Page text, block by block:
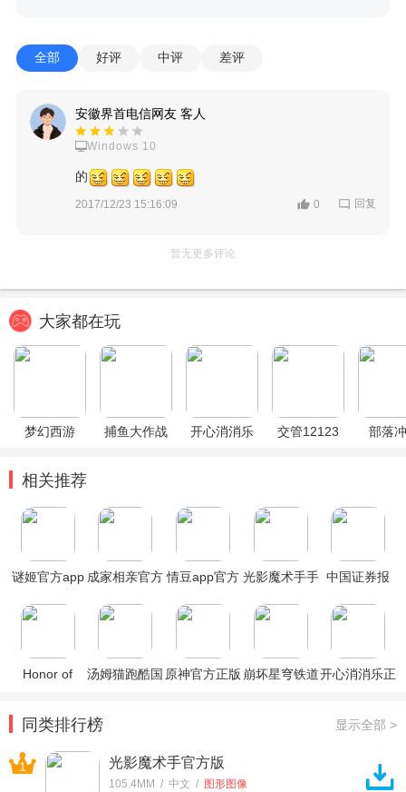
全部 好评 中评 差评
安徽界首电信网友 客人
Windows 10
的
2017/12/23 15:16:09 0 回复
暂无更多评论
大家都在玩
梦幻西游 捕鱼大作战 开心消消乐 交管12123 部落
相关推荐
谜姬官方app 成家相亲官方 情豆app官方 光影魔术手手 中国证券报
Honor of
汤姆猫跑酷国 原神官方正版 崩坏星穹铁道开心消消乐正
同类排行榜 显示全部 >
1 光影魔术手官方版
105.4MM / 中文 / 图形图像